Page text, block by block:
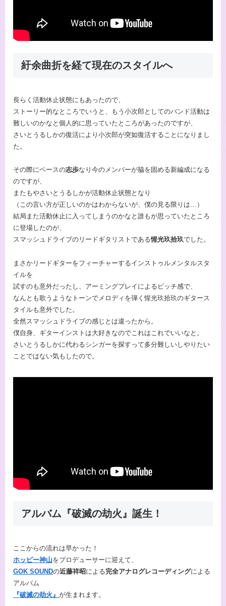
紆余曲折を経て現在のスタイルへ
長らく活動休止状態にもあったので、
ストーリー的なところでいうと、もう小次郎としてのバンド活動は
難しいのかなと個人的に思っていたところがあったのですが、
さいとうるしかの復活により小次郎が突如復活することになりまし
た。
その際にベースの志歩なり今のメンバーが脇を固める新編成になる
のですが、
またもやさいとうるしかが活動休止状態となり
（この言い方が正しいのかはわからないが、僕の見る限りは…）
結局また活動休止に入ってしまうのかなと誰もが思っていたところ
に登場したのが、
スマッシュドライブのリードギタリストである惺光玖拾玖でした。
まさかリードギターをフィーチャーするインストゥルメンタルスタ
イルを
試すのも意外だったし、アーミングプレイによるピッチ感で、
なんとも歌うようなトーンでメロディを弾く惺光玖拾玖のギタース
タイルも意外でした。
全然スマッシュドライブの感じとは違ったから。
僕自身、ギターインストは大好きなのでこれはこれでいいなと。
さいとうるしかに代わるシンガーを探すって多分難しいしやりたい
ことではない気もしたので。
アルバム『破滅の劫火』誕生！
ここからの流れは早かった！
ホッピー神山をプロデューサーに迎えて、
GOK SOUNDの近藤祥昭による完全アナログレコーディングによる
アルバム
『破滅の劫火』 が生まれます。